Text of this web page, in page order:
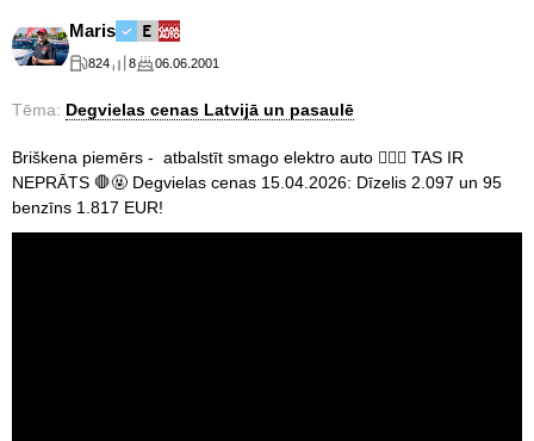
Maris
824 8 06.06.2001
Tēma: Degvielas cenas Latvijā un pasaulē
Briškena piemērs - atbalstīt smago elektro auto 🤷🏼‍♂️ TAS IR
NEPRĀTS 🛑🤬 Degvielas cenas 15.04.2026: Dīzelis 2.097 un 95
benzīns 1.817 EUR!